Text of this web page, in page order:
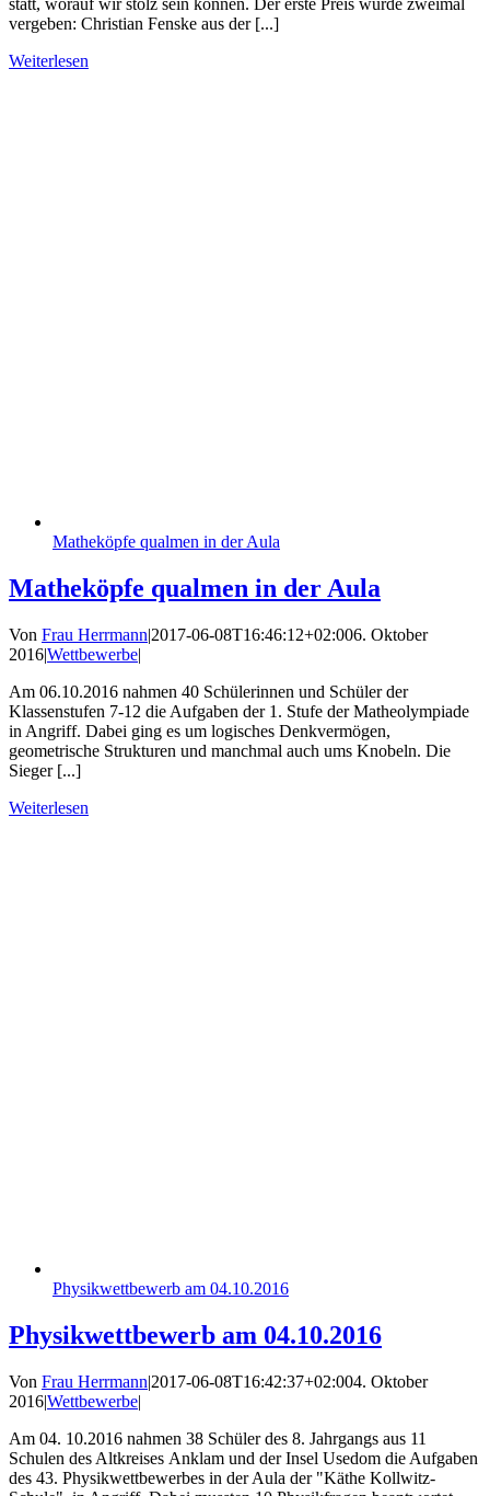
statt, worauf wir stolz sein können. Der erste Preis wurde zweimal
vergeben: Christian Fenske aus der [...]
Weiterlesen
Matheköpfe qualmen in der Aula
Matheköpfe qualmen in der Aula
Von Frau Herrmann|2017-06-08T16:46:12+02:006. Oktober
2016|Wettbewerbe|
Am 06.10.2016 nahmen 40 Schülerinnen und Schüler der
Klassenstufen 7-12 die Aufgaben der 1. Stufe der Matheolympiade
in Angriff. Dabei ging es um logisches Denkvermögen,
geometrische Strukturen und manchmal auch ums Knobeln. Die
Sieger [...]
Weiterlesen
Physikwettbewerb am 04.10.2016
Physikwettbewerb am 04.10.2016
Von Frau Herrmann|2017-06-08T16:42:37+02:004. Oktober
2016|Wettbewerbe|
Am 04. 10.2016 nahmen 38 Schüler des 8. Jahrgangs aus 11
Schulen des Altkreises Anklam und der Insel Usedom die Aufgaben
des 43. Physikwettbewerbes in der Aula der "Käthe Kollwitz-